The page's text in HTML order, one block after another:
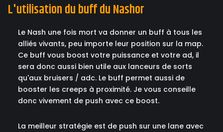
L'utilisation du buff du Nashor
Le Nash une fois mort va donner un buff à tous les
alliés vivants, peu importe leur position sur la map.
Ce buff vous boost votre puissance et votre ad, il
sera donc aussi bien utile aux lanceurs de sorts
qu'aux bruisers / adc. Le buff permet aussi de
booster les creeps à proximité. Je vous conseille
donc vivement de push avec ce boost.
La meilleur stratégie est de push sur une lane avec